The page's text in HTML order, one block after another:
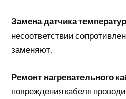
Замена датчика
несоответствии
заменяют.
Ремонт нагревательного
повреждения кабеля